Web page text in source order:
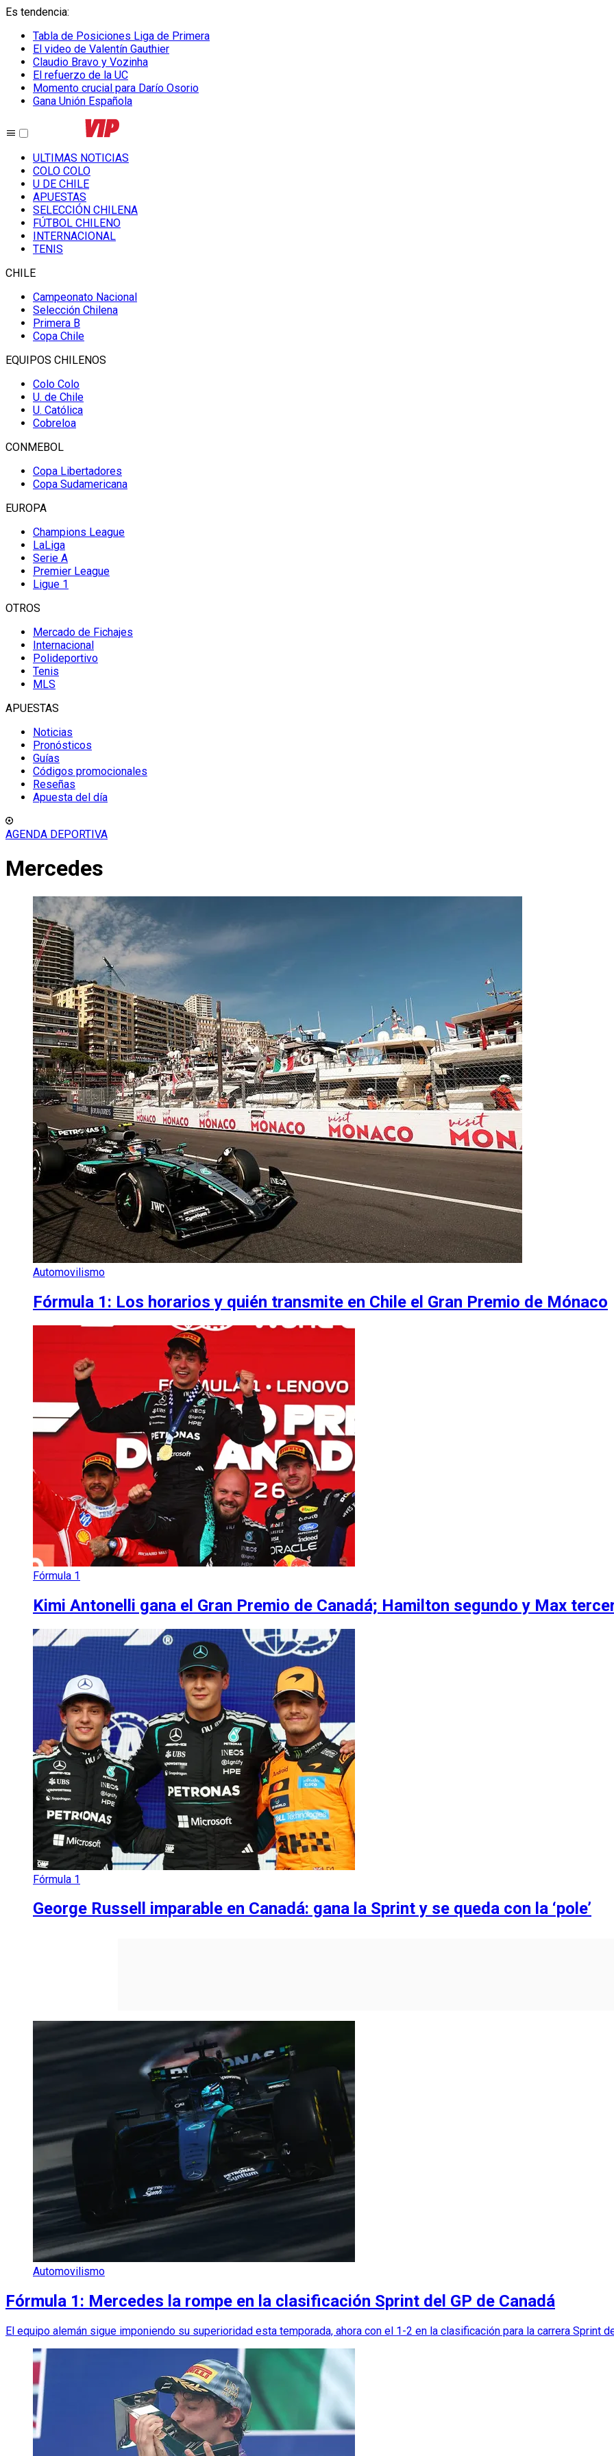
Es tendencia:
Tabla de Posiciones Liga de Primera
El video de Valentín Gauthier
Claudio Bravo y Vozinha
El refuerzo de la UC
Momento crucial para Darío Osorio
Gana Unión Española
ULTIMAS NOTICIAS
COLO COLO
U DE CHILE
APUESTAS
SELECCIÓN CHILENA
FÚTBOL CHILENO
INTERNACIONAL
TENIS
CHILE
Campeonato Nacional
Selección Chilena
Primera B
Copa Chile
EQUIPOS CHILENOS
Colo Colo
U. de Chile
U. Católica
Cobreloa
CONMEBOL
Copa Libertadores
Copa Sudamericana
EUROPA
Champions League
LaLiga
Serie A
Premier League
Ligue 1
OTROS
Mercado de Fichajes
Internacional
Polideportivo
Tenis
MLS
APUESTAS
Noticias
Pronósticos
Guías
Códigos promocionales
Reseñas
Apuesta del día
AGENDA DEPORTIVA
Mercedes
Automovilismo
Fórmula 1: Los horarios y quién transmite en Chile el Gran Premio de Mónaco
Fórmula 1
Kimi Antonelli gana el Gran Premio de Canadá; Hamilton segundo y Max
Fórmula 1
George Russell imparable en Canadá: gana la Sprint y se queda con la ‘pole’
Automovilismo
Fórmula 1: Mercedes la rompe en la clasificación Sprint del GP de Canadá
El equipo alemán sigue imponiendo su superioridad esta temporada, ahora con el 1-2 en la clasificación para la carrera Sprint